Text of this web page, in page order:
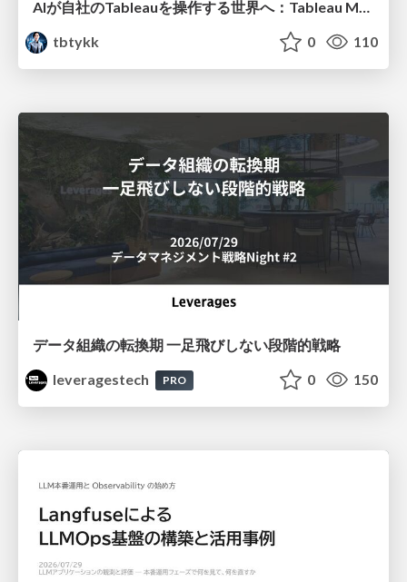
tbtykk
0 110
データ組織の転換期 一足飛びしない段階的戦略
leveragestech
PRO 0 150